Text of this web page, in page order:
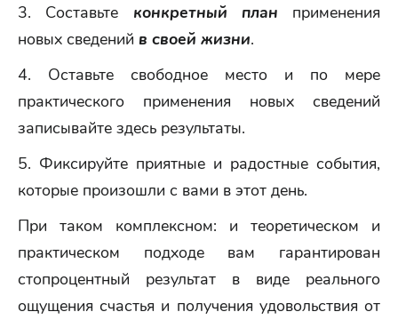
3. Составьте конкретный план применения
новых сведений в своей жизни.
4. Оставьте свободное место и по мере
практического применения новых сведений
записывайте здесь результаты.
5. Фиксируйте приятные и радостные события,
которые произошли с вами в этот день.
При таком комплексном: и теоретическом и
практическом подходе вам гарантирован
стопроцентный результат в виде реального
ощущения счастья и получения удовольствия от